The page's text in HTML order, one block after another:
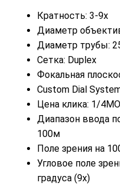
Кратность: 3-9x
Диаметр
Диаметр трубы:
Сетка: Duplex
Фокальная
Custom Dial
Цена клика: 1/
Диапазон ввода
100м
Поле зрения на
Угловое поле
градуса (9х)